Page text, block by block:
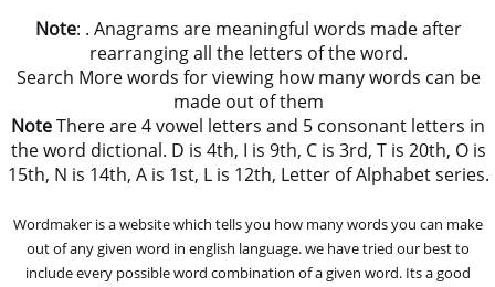
Note: . Anagrams are meaningful words made after
rearranging all the letters of the word.
Search More words for viewing how many words can be
made out of them
NoteThere are 4 vowel letters and 5 consonant letters in
the word dictional. D is 4th, I is 9th, C is 3rd, T is 20th, O is
15th, N is 14th, A is 1st, L is 12th, Letter of Alphabet series.
Wordmaker is a website which tells you how many words you can make
out of any given word in english language. we have tried our best to
include every possible word combination of a given word. Its a good